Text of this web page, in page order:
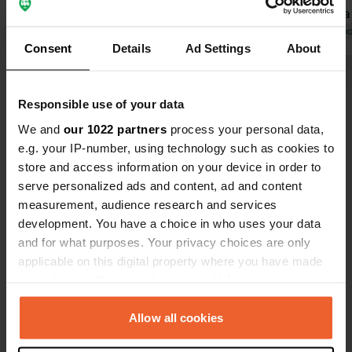
Consent Details Ad Settings About
Responsible use of your data
We and our 1022 partners process your personal data,
e.g. your IP-number, using technology such as cookies to
store and access information on your device in order to
serve personalized ads and content, ad and content
measurement, audience research and services
development. You have a choice in who uses your data
and for what purposes. Your privacy choices are only
applicable on this digital property where you have made
any time from the Cookie Declaration or by clicking on
the Privacy trigger icon.Allow all cookies
réception Wi-Fi était mauvaise et
nous étions près du bâtiment
avons été contraints de partir plus tôt
que prévu, le propriétaire a exigé non
seulement le paiement de
l'emplacement, mais aussi l'électricité
et la taxe de séjour pour les nuits non
utilisées ! ARNAQUE !
la vue est
de
nuits, alors
Traduit par
Es-tu déjà venu ici ?
Contact
Weiberndorf 6